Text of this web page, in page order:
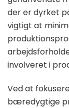
der er dyrket
vigtigt at
involveret i
Ved at
bæredygtige